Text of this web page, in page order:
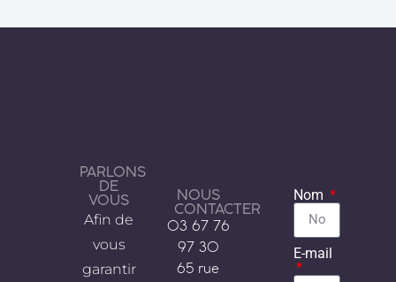
PARLONS
DE
VOUS
Afin de
vous
garantir
NOUS
CONTACTER
03 67 76
97 30
65 rue
Nom
E-mail